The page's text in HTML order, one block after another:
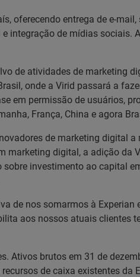
oferecendo entrega de e-
integração de mídias sociais.
de atividades de marketing
onde a Virid passará a
em permissão de usuários,
França, China e agora
de marketing digital
marketing digital, a adição da
investimento ao capital
de nos somarmos à
aos nossos atuais clientes
Ativos brutos em 31 de
de caixa existentes da